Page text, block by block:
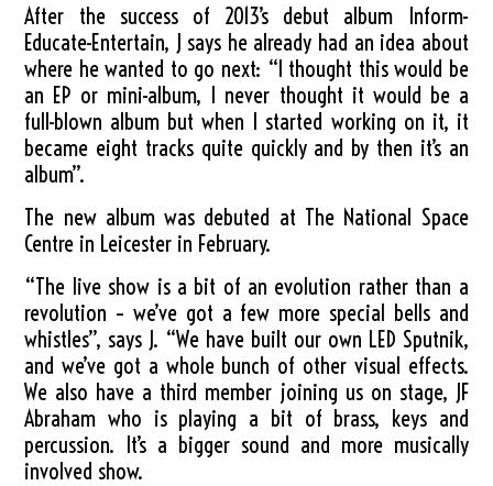
After the success of 2013’s debut album Inform-
Educate-Entertain, J says he already had an idea about
where he wanted to go next: “I thought this would be
an EP or mini-album, I never thought it would be a
full-blown album but when I started working on it, it
became eight tracks quite quickly and by then it’s an
album”.
The new album was debuted at The National Space
Centre in Leicester in February.
“The live show is a bit of an evolution rather than a
revolution – we’ve got a few more special bells and
whistles”, says J. “We have built our own LED Sputnik,
and we’ve got a whole bunch of other visual effects.
We also have a third member joining us on stage, JF
Abraham who is playing a bit of brass, keys and
percussion. It’s a bigger sound and more musically
involved show.